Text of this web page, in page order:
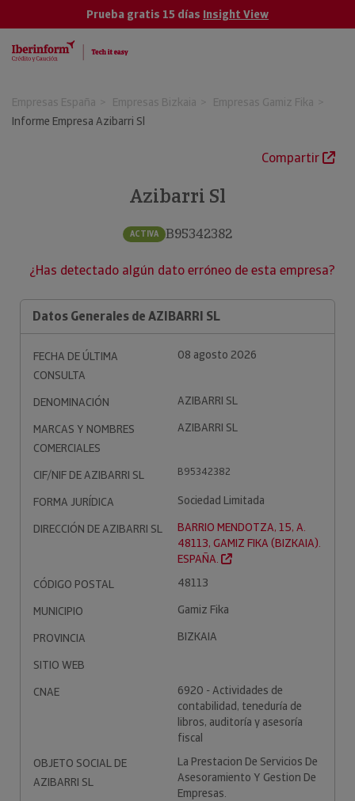
Prueba gratis 15 días Insight View
Empresas España Empresas Bizkaia
Empresas Gamiz Fika
Informe Empresa Azibarri Sl
Compartir
Azibarri Sl
ACTIVA B95342382
¿Has detectado algún dato erróneo de esta empresa?
Datos Generales de AZIBARRI SL
FECHA DE ÚLTIMA
CONSULTA
08 agosto 2026
DENOMINACIÓN
AZIBARRI SL
MARCAS Y NOMBRES
COMERCIALES
AZIBARRI SL
CIF/NIF DE AZIBARRI SL B95342382
FORMA JURÍDICA
Sociedad Limitada
DIRECCIÓN DE AZIBARRI SL
BARRIO MENDOTZA, 15, A.
48113, GAMIZ FIKA (BIZKAIA).
ESPAÑA.
CÓDIGO POSTAL
48113
MUNICIPIO
Gamiz Fika
PROVINCIA
BIZKAIA
SITIO WEB
CNAE
6920 - Actividades de
contabilidad, teneduría de
libros, auditoría y asesoría
fiscal
OBJETO SOCIAL DE
AZIBARRI SL
La Prestacion De Servicios De
Asesoramiento Y Gestion De
Empresas.